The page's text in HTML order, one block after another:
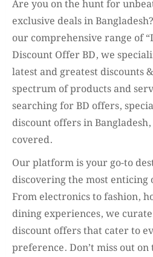
Are you on the hunt for
exclusive deals in
our comprehensive range of
Discount Offer BD, we
latest and greatest discounts
spectrum of products and
searching for BD offers,
discount offers in Bangladesh,
covered.
Our platform is your go-to
discovering the most enticing
From electronics to fashion,
dining experiences, we
discount offers that cater to
preference. Don’t miss out